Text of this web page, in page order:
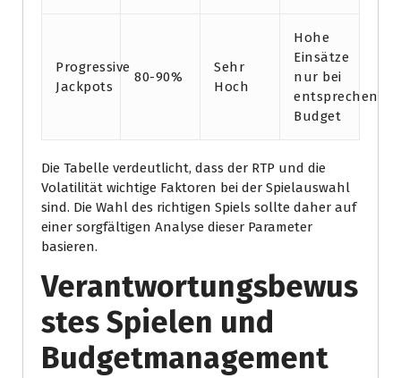
Progressive
Jackpots
80-90%
Sehr
Hoch
Hohe
Einsätze
nur bei
Budget
Die Tabelle verdeutlicht, dass der RTP und die
Volatilität wichtige Faktoren bei der Spielauswahl
sind. Die Wahl des richtigen Spiels sollte daher auf
einer sorgfältigen Analyse dieser Parameter
basieren.
Verantwortungsbewus
stes Spielen und
Budgetmanagement